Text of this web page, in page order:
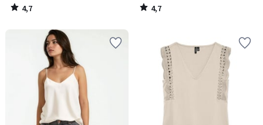
4,7
/
4,7
/